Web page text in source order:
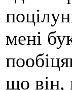
мені
що він,